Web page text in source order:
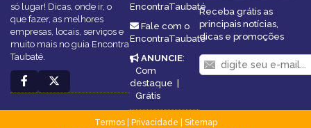
só lugar! Dicas, onde ir, o
que fazer, as melhores
empresas, locais, serviços e
muito mais no guia Encontra
Taubaté.
EncontraTaubaté
Fale com o
EncontraTaubaté
ANUNCIE:
Com
destaque |
Grátis
Receba grátis as
principais notícias,
dicas e promoções
Termos| Privacidade
Sitemap